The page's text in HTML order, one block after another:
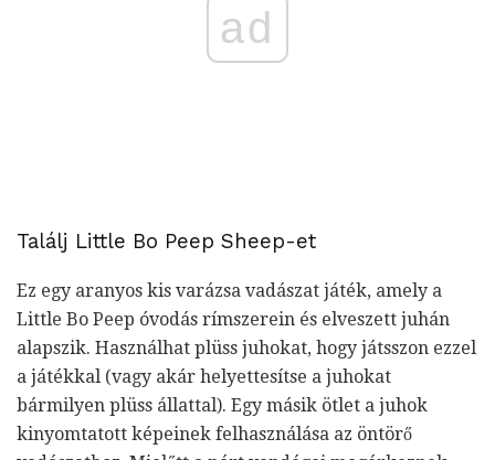
ad
Találj Little Bo Peep Sheep-et
Ez egy aranyos kis varázsa vadászat játék, amely a
Little Bo Peep óvodás rímszerein és elveszett juhán
alapszik. Használhat plüss juhokat, hogy játsszon ezzel
a játékkal (vagy akár helyettesítse a juhokat
bármilyen plüss állattal). Egy másik ötlet a juhok
kinyomtatott képeinek felhasználása az öntörő